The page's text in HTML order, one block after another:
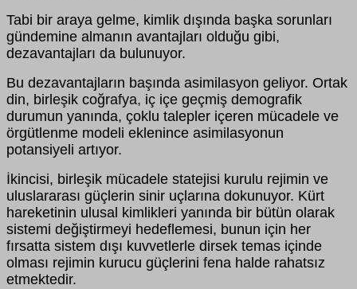
Tabi bir araya gelme, kimlik dışında başka sorunları
gündemine almanın avantajları olduğu gibi,
dezavantajları da bulunuyor.
Bu dezavantajların başında asimilasyon geliyor. Ortak
din, birleşik coğrafya, iç içe geçmiş demografik
durumun yanında, çoklu talepler içeren mücadele ve
örgütlenme modeli eklenince asimilasyonun
potansiyeli artıyor.
İkincisi, birleşik mücadele statejisi kurulu rejimin ve
uluslararası güçlerin sinir uçlarına dokunuyor. Kürt
hareketinin ulusal kimlikleri yanında bir bütün olarak
sistemi değiştirmeyi hedeflemesi, bunun için her
fırsatta sistem dışı kuvvetlerle dirsek temas içinde
olması rejimin kurucu güçlerini fena halde rahatsız
etmektedir.